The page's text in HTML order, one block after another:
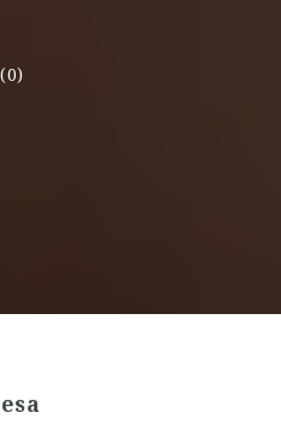
(0)